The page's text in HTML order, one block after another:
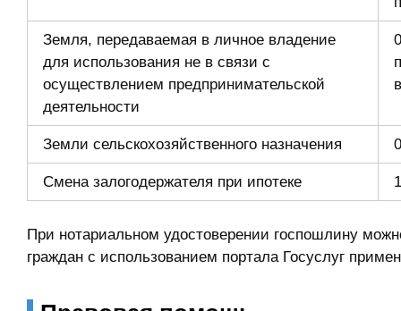
Земля, передаваемая в личное владение
для использования не в связи с
осуществлением предпринимательской
деятельности
Земли сельскохозяйственного назначения
Смена залогодержателя при ипотеке
При нотариальном удостоверении госпошлину
граждан с использованием портала Госуслуг